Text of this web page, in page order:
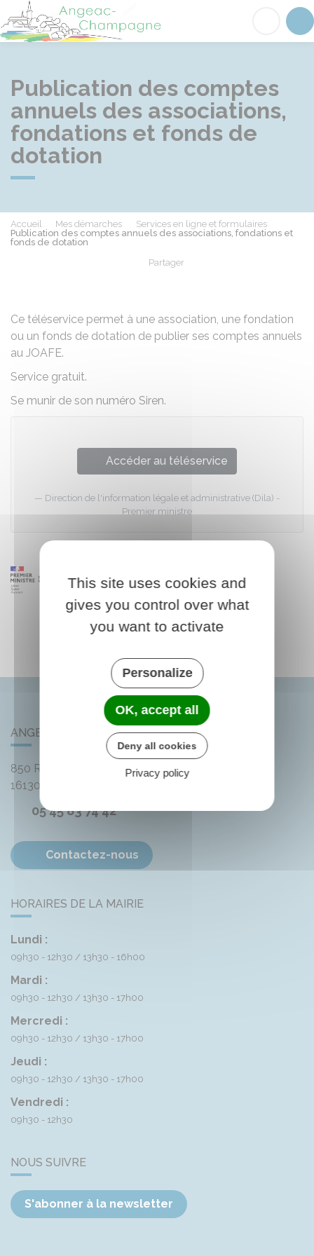
Angeac-Champagne
Publication des comptes
annuels des associations,
fondations et fonds de
dotation
Accueil Mes démarches
Services en ligne et formulaires
Publication des comptes annuels des associations, fondations et
fonds de dotation
Partager
Ce téléservice permet à une association, une fondation
ou un fonds de dotation de publier ses comptes annuels
au JOAFE.
Service gratuit.
Se munir de son numéro Siren.
Accéder au téléservice
Direction de l'information légale et administrative (Dila) -
Premier ministre
ANGEAC-CHAMPAGNE
850 Rue des Distilleries
16130
05 45 83 74 42
Contactez-nous
HORAIRES DE LA MAIRIE
Lundi :
09h30 - 12h30 13h30 - 16h00
Mardi :
09h30 - 12h30 13h30 - 17h00
Mercredi :
09h30 - 12h30 13h30 - 17h00
Jeudi :
09h30 - 12h30 13h30 - 17h00
Vendredi :
09h30 - 12h30
NOUS SUIVRE
S'abonner à la newsletter
This site uses cookies and
gives you control over what
you want to activate
Personalize
OK, accept all
Deny all cookies
Privacy policy